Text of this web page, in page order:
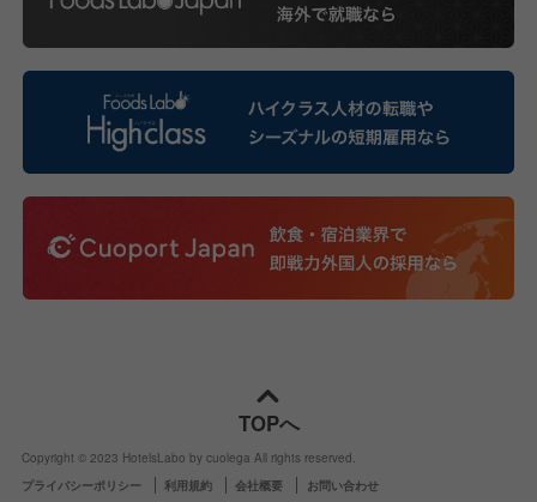
TOPへ
Copyright © 2023 HotelsLabo by cuolega All rights reserved.
プライバシーポリシー
利用規約 会社概要 お問い合わせ